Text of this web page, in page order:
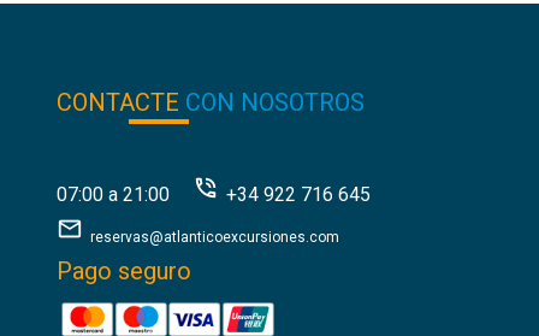
CONTACTE CON NOSOTROS
07:00 a 21:00 +34 922 716 645
reservas@atlanticoexcursiones.com
Pago seguro